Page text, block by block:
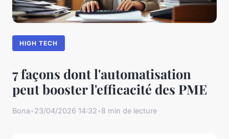
HIGH TECH
7 façons dont l'automatisation
peut booster l'efficacité des PME
Bona•23/04/2026 14:32•8 min de lecture